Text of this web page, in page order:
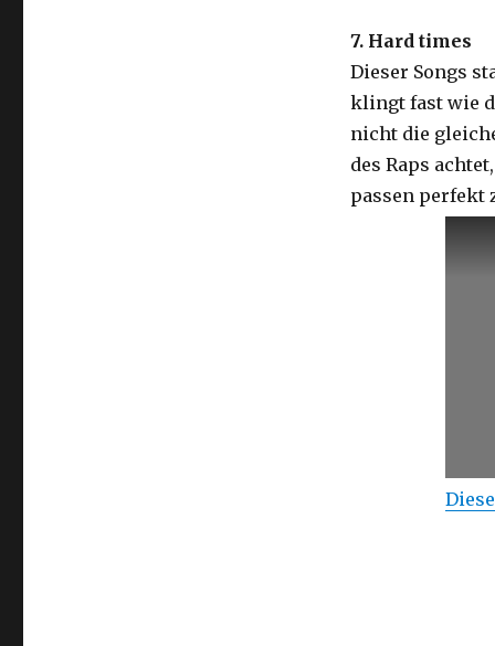
7. Hard times
Dieser Songs
klingt fast wie
nicht die
des Raps
passen perfekt